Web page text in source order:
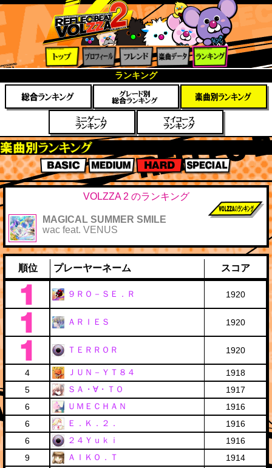
ィール
フレン
ド
楽曲デ
ータ
ング
ランキング
楽曲別スコアランキング
BASIC MEDIUM HARD SPECIAL
VOLZZA 2 のランキング
MAGICAL SUMMER SMILE
wac feat. VENUS
順位 プレーヤーネーム スコア
９ＲＯ－ＳＥ．Ｒ 1920
ＡＲＩＥＳ 1920
ＴＥＲＲＯＲ 1920
4 ＪＵＮ－ＹＴ８４
1918
5
ＳＡ・∀・ＴＯ
1917
6
ＵＭＥＣＨＡＮ
1916
6
Ｅ．Ｋ．２．
1916
6
２４Ｙｕｋｉ
1916
9
ＡＩＫＯ．Ｔ
1914